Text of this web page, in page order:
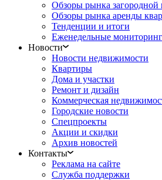
Обзоры рынка
Обзоры рынка аренды
Тенденции и итоги
Еженедельные
Новости
Новости недвижимости
Квартиры
Дома и участки
Ремонт и дизайн
Коммерческая
Городские новости
Спецпроекты
Акции и скидки
Архив новостей
Контакты
Реклама на сайте
Служба поддержки